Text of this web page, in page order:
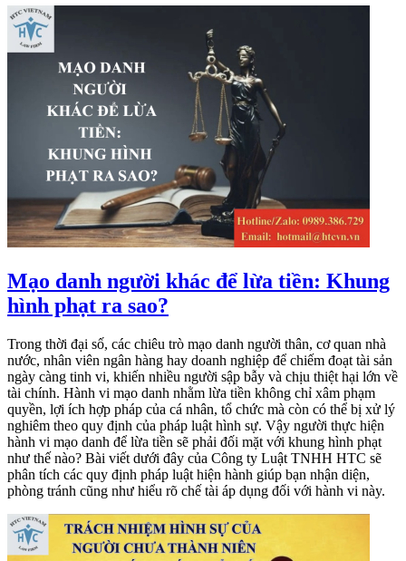
Mạo danh người khác để lừa tiền: Khung
hình phạt ra sao?
Trong thời đại số, các chiêu trò mạo danh người thân, cơ quan nhà
nước, nhân viên ngân hàng hay doanh nghiệp để chiếm đoạt tài sản
ngày càng tinh vi, khiến nhiều người sập bẫy và chịu thiệt hại lớn về
tài chính. Hành vi mạo danh nhằm lừa tiền không chỉ xâm phạm
quyền, lợi ích hợp pháp của cá nhân, tổ chức mà còn có thể bị xử lý
nghiêm theo quy định của pháp luật hình sự. Vậy người thực hiện
hành vi mạo danh để lừa tiền sẽ phải đối mặt với khung hình phạt
như thế nào? Bài viết dưới đây của Công ty Luật TNHH HTC sẽ
phân tích các quy định pháp luật hiện hành giúp bạn nhận diện,
phòng tránh cũng như hiểu rõ chế tài áp dụng đối với hành vi này.